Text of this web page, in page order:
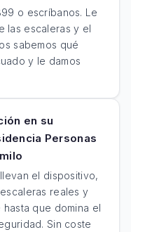
o escríbanos. Le
las escaleras y el
sabemos qué
y le damos
en su
Personas
el dispositivo,
reales y
que domina el
Sin coste